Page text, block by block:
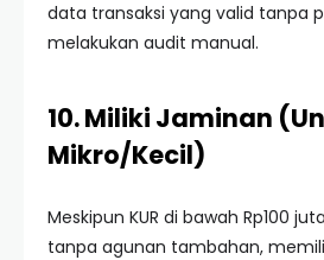
data transaksi yang valid tanpa
melakukan audit manual.
10. Miliki Jaminan
Mikro/Kecil)
Meskipun KUR di bawah Rp100
tanpa agunan tambahan,